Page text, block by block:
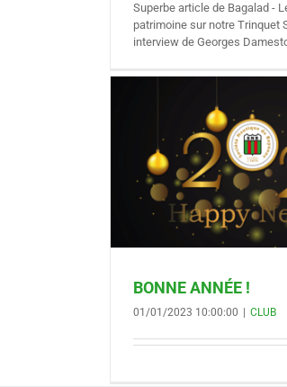
Superbe article de Bagalad -
patrimoine sur notre Trinquet
interview de Georges
BONNE ANNÉE !
01/01/2023 10:00:00 CLUB